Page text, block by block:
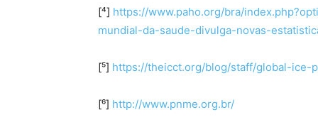
[⁴] https://www.paho.org/bra/
mundial-da-saude-divulga-novas-
[⁵] https://theicct.org/blog/staff/global-ice-
[⁶] http://www.pnme.org.br/